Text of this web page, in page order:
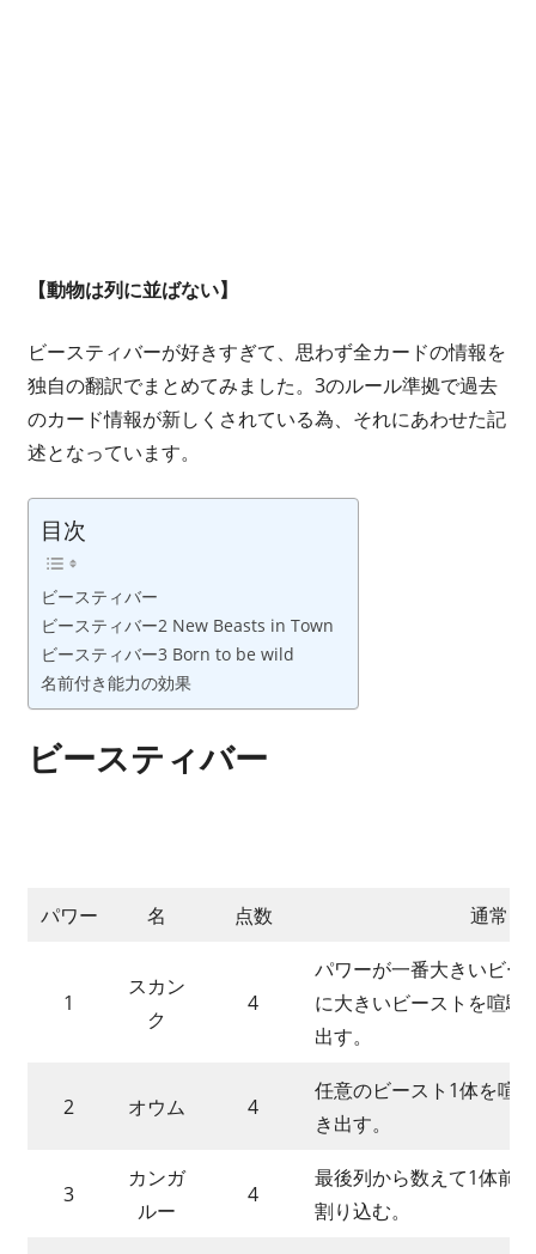
増
し
な
が
ら、
的
に
は
ボ
ー
ド
ー
と
【動物は列に並ばない】
ビースティバーが好きすぎて、思わず全カードの情報を
独自の翻訳でまとめてみました。3のルール準拠で過去
のカード情報が新しくされている為、それにあわせた記
述となっています。
目次
ビースティバー
ビースティバー2 New Beasts in Town
ビースティバー3 Born to be wild
名前付き能力の効果
ビースティバー
パワー 名 点数 通常
1
スカン
ク
4
パワーが一番大きいビー
に大きいビーストを喧騒
出す。
2 オウム 4
任意のビースト1体を喧
き出す。
3
カンガ
ルー
4
最後列から数えて1体前
割り込む。